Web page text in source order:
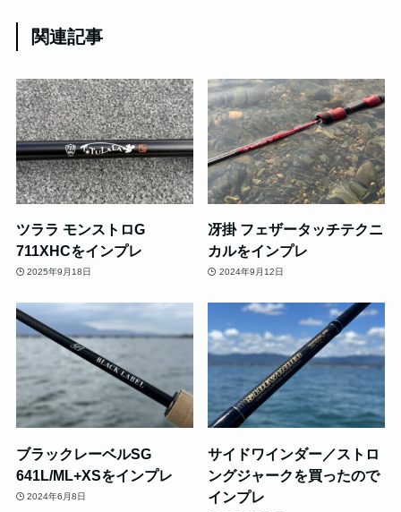
関連記事
ツララ モンストロG
711XHCをインプレ
2025年9月18日
冴掛 フェザータッチテクニ
カルをインプレ
2024年9月12日
ブラックレーベルSG
641L/ML+XSをインプレ
2024年6月8日
サイドワインダー／ストロ
ングジャークを買ったので
インプレ